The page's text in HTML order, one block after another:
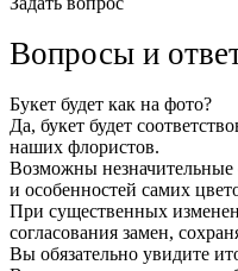
Вопросы и
Букет будет как на фото?
Да, букет будет
наших флористов.
Возможны незначительные
и особенностей самих
При существенных
согласования замен,
Вы обязательно увидите